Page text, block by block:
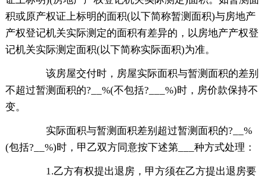
积或原产权证上标明的面积(以下简称暂测面积)与房地产
产权登记机关实际测定的面积有差异的，以房地产产权登
记机关实际测定面积(以下简称实际面积)为准。
该房屋交付时，房屋实际面积与暂测面积的差别
不超过暂测面积的?__%(不包括?___%)时，房价款保持不
变。
实际面积与暂测面积差别超过暂测面积的?__%
(包括?__%)时，甲乙双方同意按下述第___种方式处理：
1.乙方有权提出退房，甲方须在乙方提出退房要